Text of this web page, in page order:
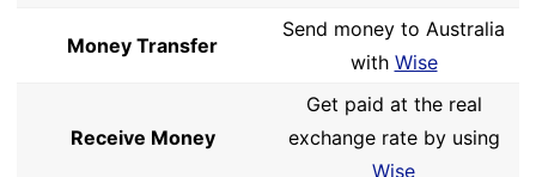
Money Transfer
Send money to Australia
with Wise
Receive Money
Get paid at the real
exchange rate by using
Wise